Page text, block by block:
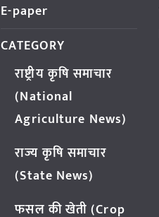
E-paper
CATEGORY
राष्ट्रीय कृषि समाचार
(National
Agriculture News)
राज्य कृषि समाचार
(State News)
फसल की खेती (Crop